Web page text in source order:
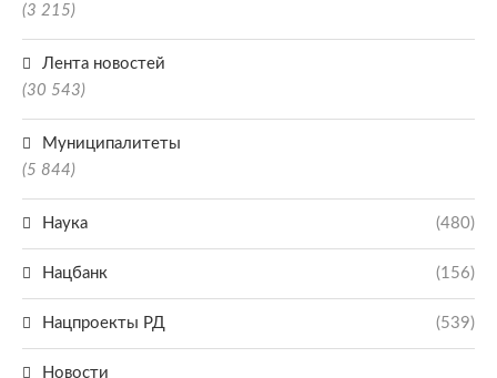
(3 215)
Лента новостей
(30 543)
Муниципалитеты
(5 844)
Наука (480)
Нацбанк (156)
Нацпроекты РД (539)
Новости